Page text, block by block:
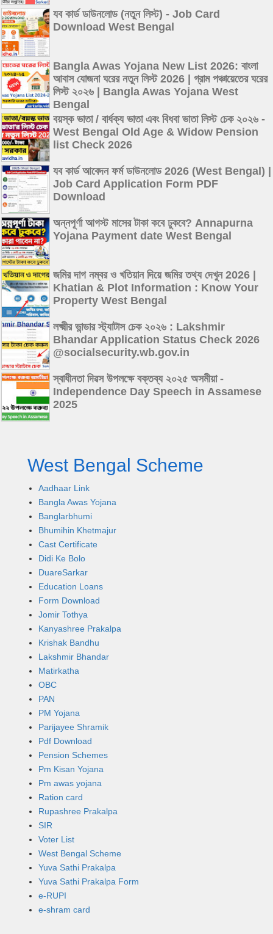
যব কার্ড ডাউনলোড (নতুন লিস্ট) - Job Card
Download West Bengal
Bangla Awas Yojana New List 2026: বাংলা
আবাস যোজনা ঘরের নতুন লিস্ট 2026 | গ্রাম পঞ্চায়েতের ঘরের
লিস্ট ২০২৬ | Bangla Awas Yojana West
Bengal
বয়স্ক ভাতা / বার্ধক্য ভাতা এবং বিধবা ভাতা লিস্ট চেক ২০২৬ -
West Bengal Old Age & Widow Pension
list Check 2026
যব কার্ড আবেদন ফর্ম ডাউনলোড 2026 (West Bengal) |
Job Card Application Form PDF
Download
অন্নপূর্ণা আগস্ট মাসের টাকা কবে ঢুকবে? Annapurna
Yojana Payment date West Bengal
জমির দাগ নম্বর ও খতিয়ান দিয়ে জমির তথ্য দেখুন 2026 |
Khatian & Plot Information : Know Your
Property West Bengal
লক্ষ্মীর ভান্ডার স্ট্যাটাস চেক ২০২৬ : Lakshmir
Bhandar Application Status Check 2026
@socialsecurity.wb.gov.in
স্বাধীনতা দিৱস উপলক্ষে বক্তব্য ২০২৫ অসমীয়া -
Independence Day Speech in Assamese
2025
West Bengal Scheme
Aadhaar Link
Bangla Awas Yojana
Banglarbhumi
Bhumihin Khetmajur
Cast Certificate
Didi Ke Bolo
DuareSarkar
Education Loans
Form Download
Jomir Tothya
Kanyashree Prakalpa
Krishak Bandhu
Lakshmir Bhandar
Matirkatha
OBC
PAN
PM Yojana
Parijayee Shramik
Pdf Download
Pension Schemes
Pm Kisan Yojana
Pm awas yojana
Ration card
Rupashree Prakalpa
SIR
Voter List
West Bengal Scheme
Yuva Sathi Prakalpa
Yuva Sathi Prakalpa Form
e-RUPI
e-shram card